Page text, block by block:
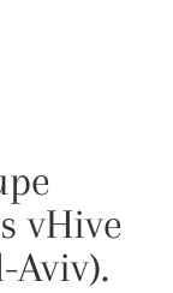
vHive
Aviv).